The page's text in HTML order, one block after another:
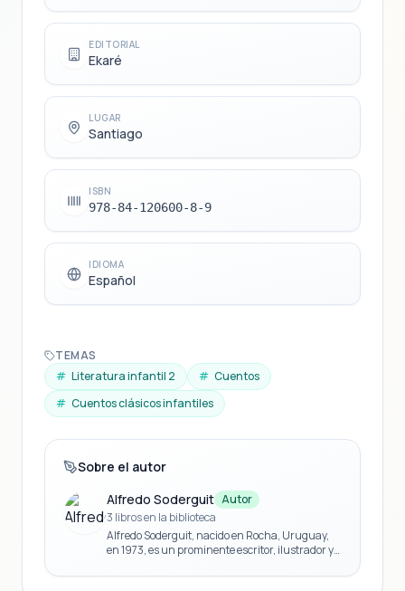
EDITORIAL
Ekaré
LUGAR
Santiago
ISBN
978-84-120600-8-9
IDIOMA
Español
TEMAS
# Literatura infantil 2 # Cuentos
# Cuentos clásicos infantiles
Sobre el autor
Alfredo Soderguit Autor
3 libros en la biblioteca
Alfredo Soderguit, nacido en Rocha, Uruguay,
en 1973, es un prominente escritor, ilustrador y
mostró una profunda fascinación por el dibujo y